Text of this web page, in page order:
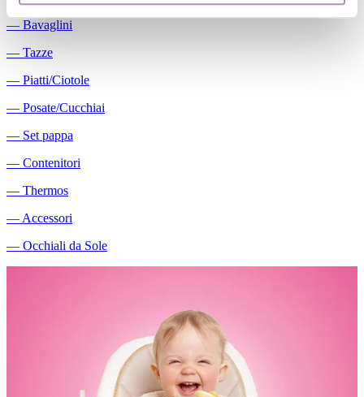
― Bavaglini
― Tazze
― Piatti/Ciotole
― Posate/Cucchiai
― Set pappa
― Contenitori
― Thermos
― Accessori
― Occhiali da Sole